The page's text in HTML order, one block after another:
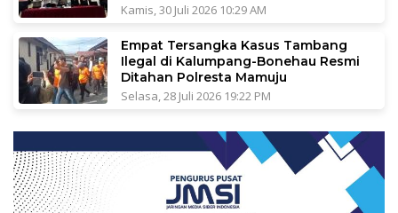
Kamis, 30 Juli 2026 10:29 AM
Empat Tersangka Kasus Tambang
Ilegal di Kalumpang-Bonehau Resmi
Ditahan Polresta Mamuju
Selasa, 28 Juli 2026 19:22 PM